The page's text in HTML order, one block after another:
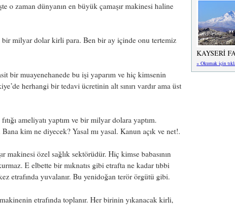
o zaman dünyanın en büyük çamaşır makinesi haline
bir milyar dolar kirli para. Ben bir ay içinde onu tertemiz
bir muayenehanede bu işi yaparım ve hiç kimsenin
herhangi bir tedavi ücretinin alt sınırı vardır ama üst
ameliyatı yaptım ve bir milyar dolara yaptım.
Bana kim ne diyecek? Yasal mı yasal. Kanun açık ve net!.
makinesi özel sağlık sektörüdür. Hiç kimse babasının
E elbette bir mıknatıs gibi etrafta ne kadar tıbbi
etrafında yuvalanır. Bu yenidoğan terör örgütü gibi.
etrafında toplanır. Her birinin yıkanacak kirli,
KAYSERİ
» Okumak için